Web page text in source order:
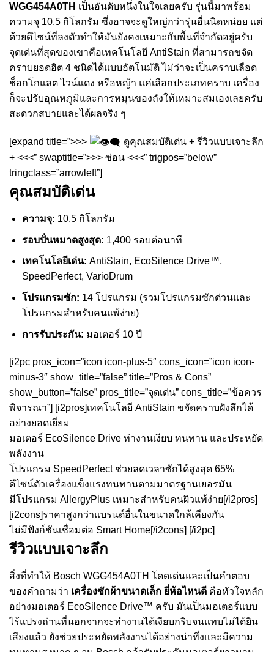
WGG454A0TH เป็นอันดับหนึ่งในใจเลยครับ รุ่นนี้มาพร้อม
ความจุ 10.5 กิโลกรัม ซึ่งอาจจะดูใหญ่กว่ารุ่นอื่นนิดหน่อย แต่
ด้วยดีไซน์ที่ลงตัวทำให้มันยังคงเหมาะกับพื้นที่จำกัดอยู่ครับ
จุดเด่นที่สุดของเขาคือเทคโนโลยี AntiStain ที่สามารถขจัด
คราบยอดฮิต 4 ชนิดได้แบบอัตโนมัติ ไม่ว่าจะเป็นคราบเลือด
ช็อกโกแลต ไวน์แดง หรือหญ้า แค่เลือกประเภทคราบ เครื่อง
ก็จะปรับอุณหภูมิและการหมุนของถังให้เหมาะสมเองเลยครับ
สะดวกสบายและได้ผลจริง ๆ
[expand title=”>>>
ดูคุณสมบัติเด่น + รีวิวแบบเจาะลึก
+ <<<” swaptitle=”>>> ซ่อน <<<” trigpos=”below”
tringclass=”arrowleft”]
คุณสมบัติเด่น
ความจุ: 10.5 กิโลกรัม
รอบปั่นหมาดสูงสุด: 1,400 รอบต่อนาที
เทคโนโลยีเด่น: AntiStain, EcoSilence Drive™,
SpeedPerfect, VarioDrum
โปรแกรมซัก: 14 โปรแกรม (รวมโปรแกรมซักด่วนและ
โปรแกรมสำหรับคนแพ้ง่าย)
การรับประกัน: มอเตอร์ 10 ปี
[i2pc pros_icon=”icon icon-plus-5″ cons_icon=”icon icon-
minus-3″ show_title=”false” title=”Pros & Cons”
show_button=”false” pros_title=”จุดเด่น” cons_title=”ข้อควร
พิจารณา”] [i2pros]เทคโนโลยี AntiStain ขจัดคราบฝังลึกได้
อย่างยอดเยี่ยม
มอเตอร์ EcoSilence Drive ทำงานเงียบ ทนทาน และประหยัด
พลังงาน
โปรแกรม SpeedPerfect ช่วยลดเวลาซักได้สูงสุด 65%
ดีไซน์ตัวเครื่องแข็งแรงทนทานตามมาตรฐานเยอรมัน
มีโปรแกรม AllergyPlus เหมาะสำหรับคนผิวแพ้ง่าย[/i2pros]
[i2cons]ราคาสูงกว่าแบรนด์อื่นในขนาดใกล้เคียงกัน
ไม่มีฟังก์ชันเชื่อมต่อ Smart Home[/i2cons] [/i2pc]
รีวิวแบบเจาะลึก
สิ่งที่ทำให้ Bosch WGG454A0TH โดดเด่นและเป็นคำตอบ
ของคำถามว่า เครื่องซักผ้าขนาดเล็ก ยี่ห้อไหนดี คือหัวใจหลัก
อย่างมอเตอร์ EcoSilence Drive™ ครับ มันเป็นมอเตอร์แบบ
ไร้แปรงถ่านที่นอกจากจะทำงานได้เงียบกริบจนแทบไม่ได้ยิน
เสียงแล้ว ยังช่วยประหยัดพลังงานได้อย่างน่าทึ่งและมีความ